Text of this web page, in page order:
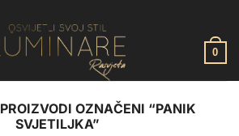
0
PROIZVODI OZNAČENI “PANIK
SVJETILJKA”